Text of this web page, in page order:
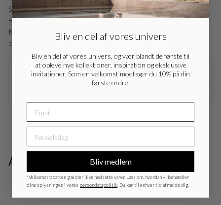
Deutschland - DEEUR
Style nr.: BBW3073N
Farve: Chateau Grey
Kvalitet: 100% Polyester with 100% Polyeurethan (PU)
coating
FRAGTINFORMATION
ANDRE KØBTE OGSÅ
Bliv en del af vores univers
Bliv en del af vores univers, og vær blandt de første til
at opleve nye kollektioner, inspiration og eksklusive
invitationer. Som en velkomst modtager du 10% på din
første ordre.
Bliv medlem
*Velkomstrabatten gælder ikke nedsatte varer. Læs om, hvordan vi behandler
dine oplysninger, i vores persondatapolitik . Du kan til enhver tid afmelde dig.